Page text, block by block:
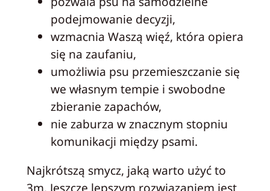
podejmowanie decyzji,
wzmacnia Waszą więź, która opiera
się na zaufaniu,
umożliwia psu przemieszczanie się
we własnym tempie i swobodne
zbieranie zapachów,
nie zaburza w znacznym stopniu
komunikacji między psami.
Najkrótszą smycz, jaką warto użyć to
3m. Jeszcze lepszym rozwiązaniem jest